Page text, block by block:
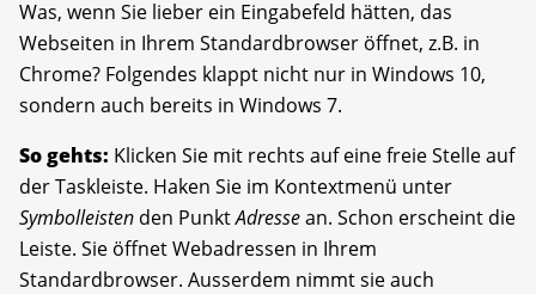
Was, wenn Sie lieber ein Eingabefeld hätten, das
Webseiten in Ihrem Standardbrowser öffnet, z.B. in
Chrome? Folgendes klappt nicht nur in Windows 10,
sondern auch bereits in Windows 7.
So gehts: Klicken Sie mit rechts auf eine freie Stelle auf
der Taskleiste. Haken Sie im Kontextmenü unter
Symbolleisten den PunktAdressean. Schon erscheint die
Leiste. Sie öffnet Webadressen in Ihrem
Standardbrowser. Ausserdem nimmt sie auch